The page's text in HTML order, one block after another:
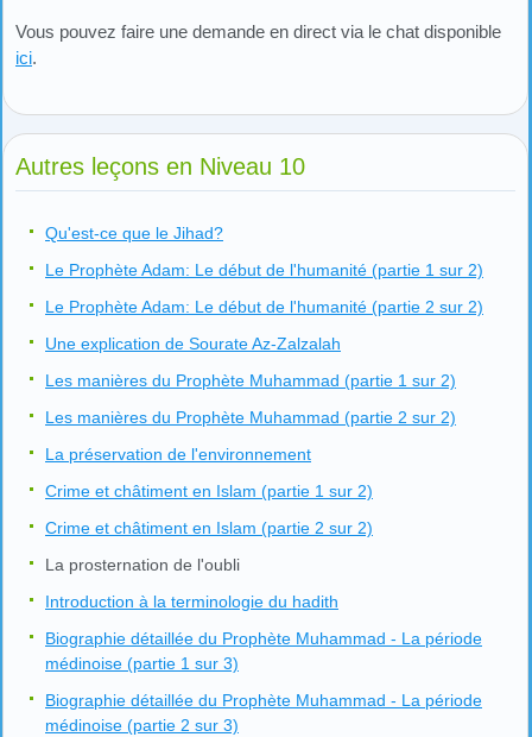
Vous pouvez faire une demande en direct via le chat disponible
ici.
Autres leçons en Niveau 10
Qu'est-ce que le Jihad?
Le Prophète Adam: Le début de l'humanité (partie 1 sur 2)
Le Prophète Adam: Le début de l'humanité (partie 2 sur 2)
Une explication de Sourate Az-Zalzalah
Les manières du Prophète Muhammad (partie 1 sur 2)
Les manières du Prophète Muhammad (partie 2 sur 2)
La préservation de l'environnement
Crime et châtiment en Islam (partie 1 sur 2)
Crime et châtiment en Islam (partie 2 sur 2)
La prosternation de l'oubli
Introduction à la terminologie du hadith
Biographie détaillée du Prophète Muhammad - La période
médinoise (partie 1 sur 3)
Biographie détaillée du Prophète Muhammad - La période
médinoise (partie 2 sur 3)